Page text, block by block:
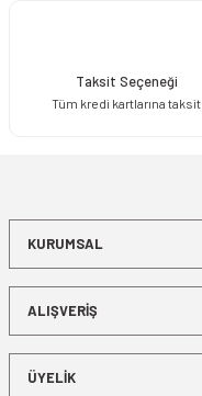
Taksit Seçeneği
Tüm kredi kartlarına taksit
KURUMSAL
ALIŞVERİŞ
ÜYELİK